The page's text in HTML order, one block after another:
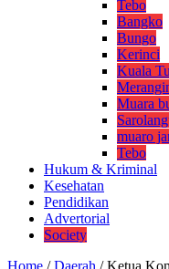
Tebo
Bangko
Bungo
Kerinci
Kuala
Muara
muaro
Tebo
Hukum & Kriminal
Kesehatan
Pendidikan
Advertorial
Society
Home / Daerah / Ketua